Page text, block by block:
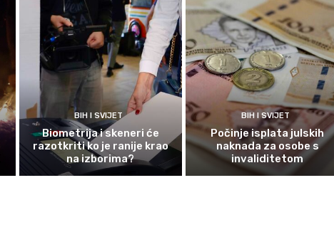
BIH I SVIJET
Biometrija i skeneri će
razotkriti ko je ranije krao
na izborima?
BIH I SVIJET
Počinje isplata julskih
naknada za osobe s
invaliditetom